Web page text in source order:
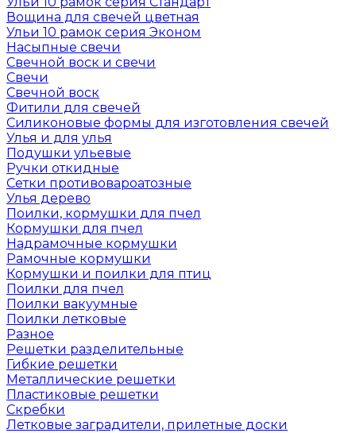
Вощина для свечей цветная
Ульи 10 рамок серия Эконом
Насыпные свечи
Свечной воск и свечи
Свечи
Свечной воск
Фитили для свечей
Силиконовые формы для изготовления свечей
Улья и для улья
Подушки ульевые
Ручки откидные
Сетки противовароатозные
Улья дерево
Поилки, кормушки для пчел
Кормушки для пчел
Надрамочные кормушки
Рамочные кормушки
Кормушки и поилки для птиц
Поилки для пчел
Поилки вакуумные
Поилки летковые
Разное
Решетки разделительные
Гибкие решетки
Металлические решетки
Пластиковые решетки
Скребки
Летковые заградители, прилетные доски